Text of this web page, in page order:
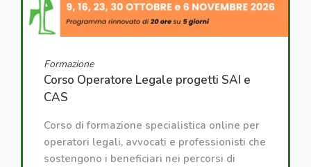
Formazione
Corso Operatore Legale progetti SAI e
CAS
Corso di formazione specialistica online per
operatori legali, avvocati e professionisti che
sostengono i beneficiari nei percorsi di